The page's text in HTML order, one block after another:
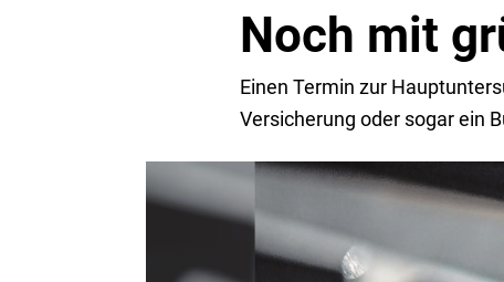
Noch mit
Einen Termin zur
Versicherung oder sogar ein